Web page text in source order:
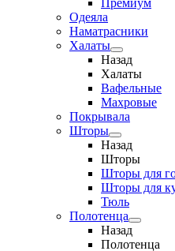
Премиум
Одеяла
Наматрасники
Халаты
Назад
Халаты
Вафельные
Махровые
Покрывала
Шторы
Назад
Шторы
Шторы для
Шторы для
Тюль
Полотенца
Назад
Полотенца